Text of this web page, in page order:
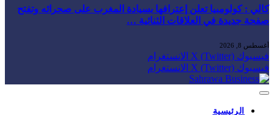
كالي : كولومبيا تعلن إعترافها بسيادة المغرب على صحرائه وتفتح
صفحة جديدة في العلاقات الثنائية …
أغسطس 8, 2026
فيسبوك X (Twitter) الانستغرام
فيسبوك X (Twitter) الانستغرام
الرئيسية